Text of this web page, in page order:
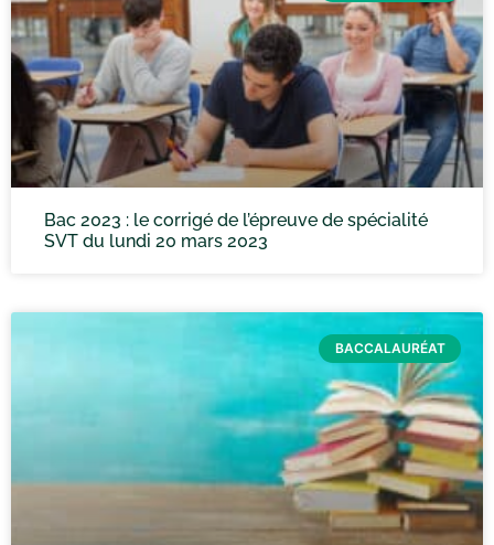
Bac 2023 : le corrigé de l’épreuve de spécialité
SVT du lundi 20 mars 2023
BACCALAURÉAT